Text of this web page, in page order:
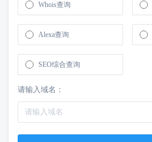
Whois查询
Alexa查询
SEO综合查询
请输入域名：